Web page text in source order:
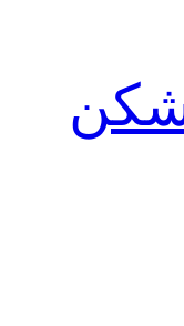
شکن